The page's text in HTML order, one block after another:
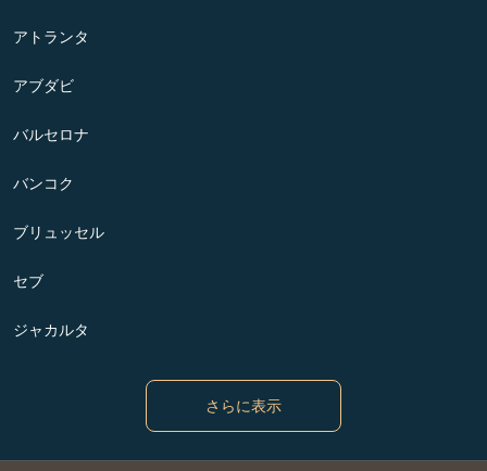
アトランタ
アブダビ
バルセロナ
バンコク
ブリュッセル
セブ
ジャカルタ
さらに表示